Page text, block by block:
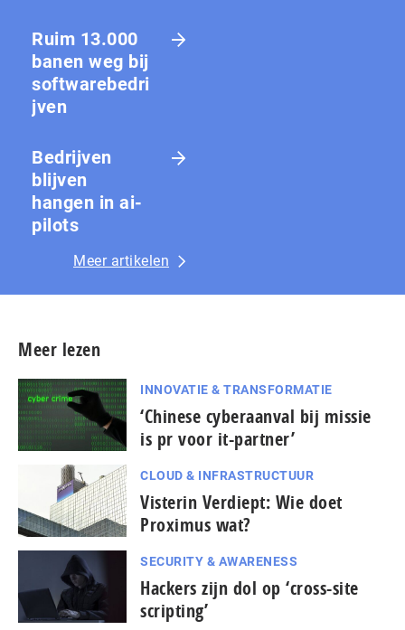
Ruim 13.000
banen weg bij
softwarebedri
jven
Bedrijven
blijven
hangen in ai-
pilots
Meer artikelen
Meer lezen
INNOVATIE & TRANSFORMATIE
‘Chinese cyberaanval bij missie
is pr voor it-partner’
CLOUD & INFRASTRUCTUUR
Visterin Verdiept: Wie doet
Proximus wat?
SECURITY & AWARENESS
Hackers zijn dol op ‘cross-site
scripting’